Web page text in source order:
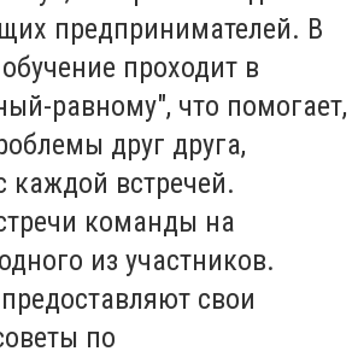
предпринимателей. В
проходит в
равному", что помогает,
друг друга,
каждой встречей.
команды на
из участников.
свои
по